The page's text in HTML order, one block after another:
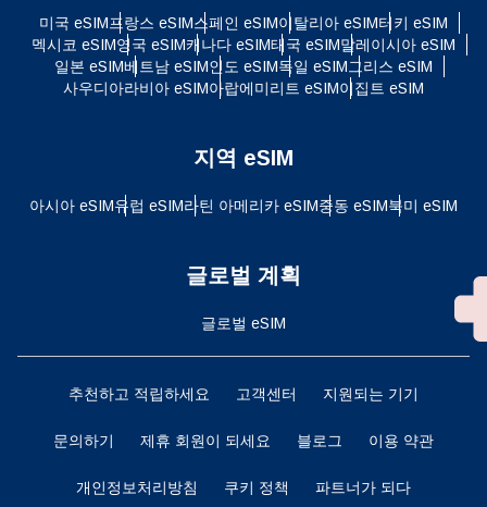
미국 eSIM프랑스 eSIM스페인 eSIM이탈리아 eSIM터키 eSIM
멕시코 eSIM영국 eSIM캐나다 eSIM태국 eSIM말레이시아 eSIM
일본 eSIM베트남 eSIM인도 eSIM독일 eSIM그리스 eSIM
사우디아라비아 eSIM아랍에미리트 eSIM이집트 eSIM
지역 eSIM
아시아 eSIM유럽 ​​eSIM라틴 아메리카 eSIM중동 eSIM북미 eSIM
글로벌 계획
글로벌 eSIM
추천하고 적립하세요 고객센터 지원되는 기기
문의하기 제휴 회원이 되세요 블로그 이용 약관
개인정보처리방침 쿠키 정책 파트너가 되다